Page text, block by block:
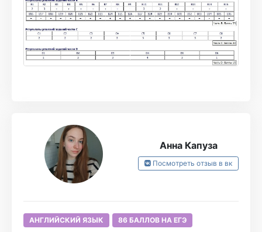
Анна Капуза
Посмотреть отзыв в вк
АНГЛИЙСКИЙ ЯЗЫК 86 БАЛЛОВ НА ЕГЭ